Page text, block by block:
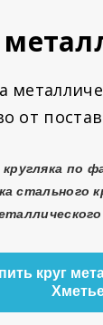
от
кругляка по
стального
круг